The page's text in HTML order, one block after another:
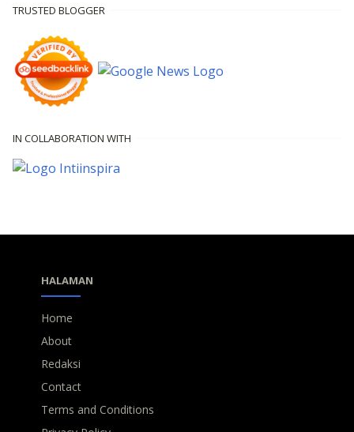
TRUSTED BLOGGER
IN COLLABORATION WITH
HALAMAN
Home
About
Redaksi
Contact
Terms and Conditions